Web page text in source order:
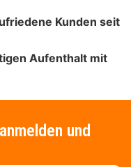
Kunden seit
Aufenthalt mit
und